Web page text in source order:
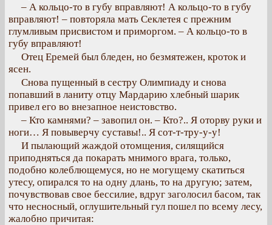
– А кольцо-то в губу вправляют! А кольцо-то в губу
вправляют! – повторяла мать Секлетея с прежним
глумливым присвистом и приморгом. – А кольцо-то в
губу вправляют!
Отец Еремей был бледен, но безмятежен, кроток и
ясен.
Снова пущенный в сестру Олимпиаду и снова
попавший в ланиту отцу Мардарию хлебный шарик
привел его во внезапное неистовство.
– Кто камнями? – завопил он. – Кто?.. Я оторву руки и
ноги… Я повыверчу суставы!.. Я сот-т-тру-у-у!
И пылающий жаждой отомщения, силящийся
приподняться да покарать мнимого врага, только,
подобно колеблющемуся, но не могущему скатиться
утесу, опирался то на одну длань, то на другую; затем,
почувствовав свое бессилие, вдруг заголосил басом, так
что несносный, оглушительный гул пошел по всему лесу,
жалобно причитая: